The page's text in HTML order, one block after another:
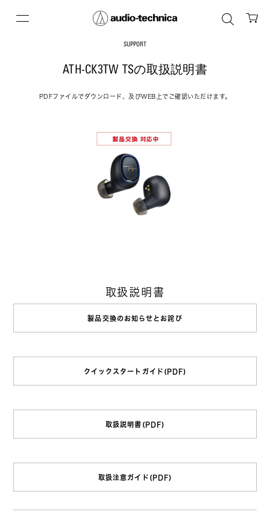
SUPPORT
ATH-CK3TW TSの取扱説明書
PDFファイルでダウンロード、及びWEB上でご確認いただけます。
取扱説明書
製品交換のお知らせとお詫び
クイックスタートガイド(PDF)
取扱説明書(PDF)
取扱注意ガイド(PDF)